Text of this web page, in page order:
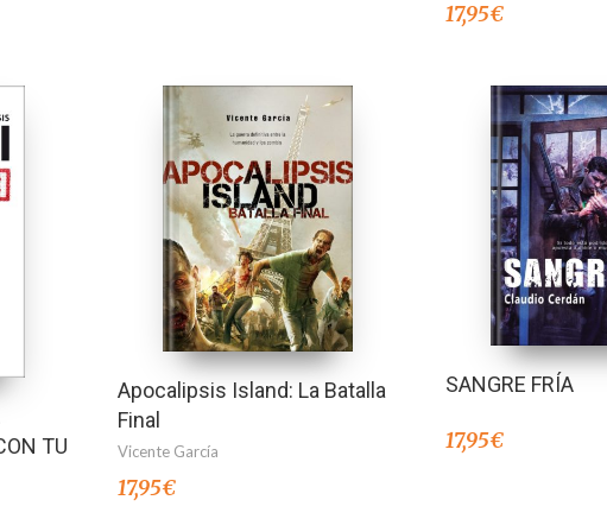
17,95€
TU
Apocalipsis Island: La Batalla
Final
Vicente García
17,95€
SANGRE FRÍA
17,95€